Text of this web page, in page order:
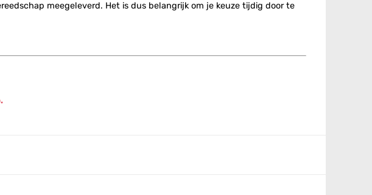
meegeleverd. Het is dus belangrijk om je keuze tijdig door te